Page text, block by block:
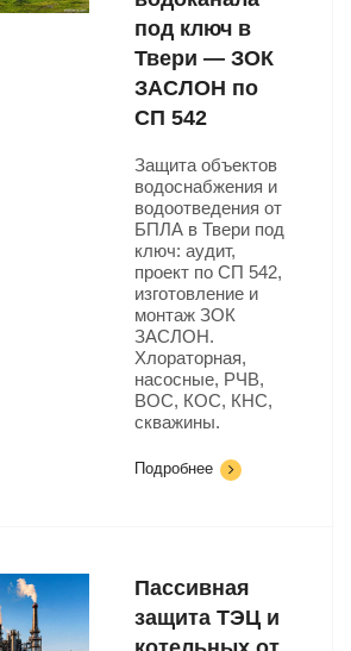
под ключ в
Твери — ЗОК
ЗАСЛОН по
СП 542
Защита объектов
водоснабжения и
водоотведения от
БПЛА в Твери под
ключ: аудит,
проект по СП 542,
изготовление и
монтаж ЗОК
ЗАСЛОН.
Хлораторная,
насосные, РЧВ,
ВОС, КОС, КНС,
скважины.
Подробнее
Пассивная
защита ТЭЦ и